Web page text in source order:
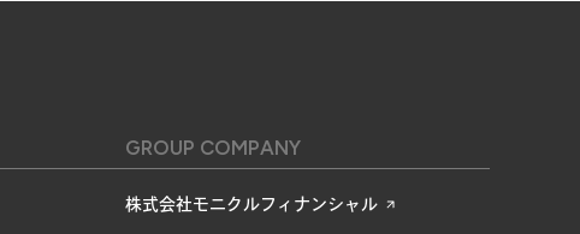
GROUP COMPANY
株式会社モニクルフィナンシャル